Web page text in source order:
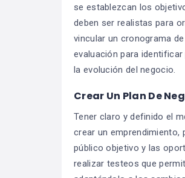
se establezcan los
deben ser realistas para
vincular un cronograma
evaluación para
la evolución del negocio.
Crear Un Plan De
Tener claro y definido el
crear un
público objetivo y las
realizar testeos que